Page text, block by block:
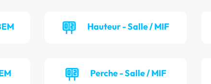
Hauteur - Salle / MIF
Perche - Salle / MIF